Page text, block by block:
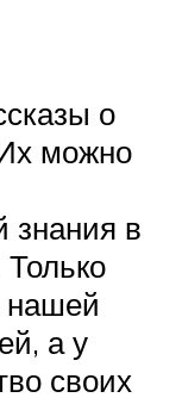
о
можно
знания в
нашей
а у
своих